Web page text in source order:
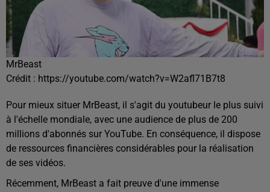
MrBeast
Crédit : https://youtube.com/watch?v=W2afl71B7t8
Pour mieux situer MrBeast, il s'agit du youtubeur le plus suivi
à l'échelle mondiale, avec une audience de plus de 200
millions d'abonnés sur YouTube. En conséquence, il dispose
de ressources financières considérables pour la réalisation
de ses vidéos.
Récemment, MrBeast a fait preuve d'une immense